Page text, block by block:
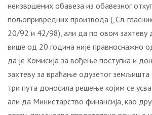
неизвршених обавеза из обавезног
пољопривредних производа („Сл.
20/92 и 42/98), али да по овом захтеву
више од 20 година није правноснажно
да је Комисија за вођење поступка и
захтеву за враћање одузетог
три пута доносила решење којим се
али да Министарство финансија, као